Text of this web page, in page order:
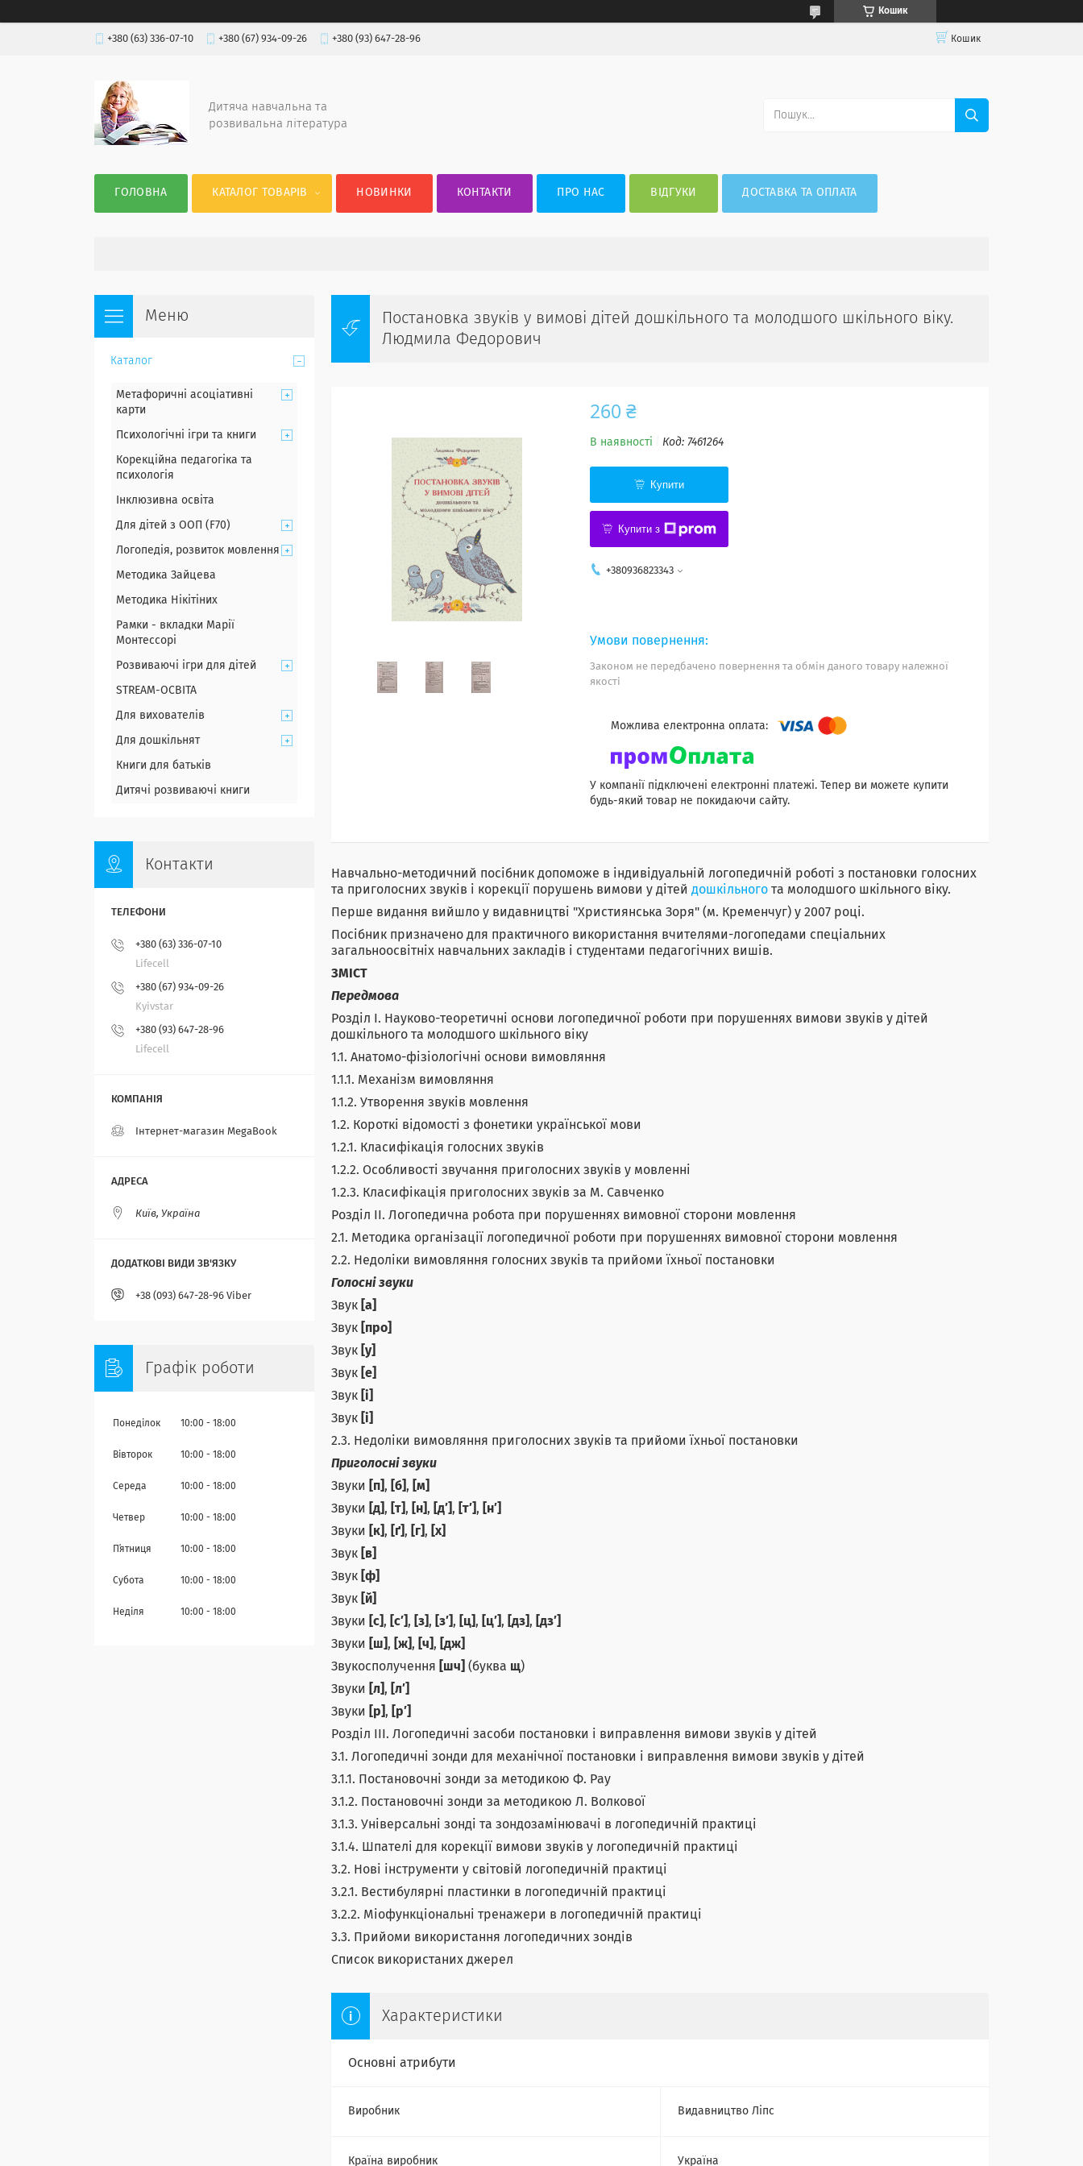
Кошик
+380 (63) 336-07-10 +380 (67) 934-09-26 +380 (93) 647-28-96 Кошик
Дитяча навчальна та
розвивальна література
ГОЛОВНА КАТАЛОГ ТОВАРІВ НОВИНКИ КОНТАКТИ ПРО НАС ВІДГУКИ ДОСТАВКА ТА ОПЛАТА
Постановка звуків у вимові дітей дошкільного та молодшого шкільного віку.
Людмила Федорович
260 ₴
В наявності Код: 7461264
Купити
Купити з
+380936823343
Законом не передбачено повернення та обмін даного товару належної
якості
У компанії підключені електронні платежі. Тепер ви можете купити
будь-який товар не покидаючи сайту.
Навчально-методичний посібник допоможе в індивідуальній логопедичній роботі з постановки голосних
та приголосних звуків і корекції порушень вимови у дітей дошкільного та молодшого шкільного віку.
Перше видання вийшло у видавництві "Християнська Зоря" (м. Кременчуг) у 2007 році.
Посібник призначено для практичного використання вчителями-логопедами спеціальних
загальноосвітніх навчальних закладів і студентами педагогічних вишів.
ЗМІСТ
Передмова
Розділ І. Науково-теоретичні основи логопедичної роботи при порушеннях вимови звуків у дітей
дошкільного та молодшого шкільного віку
1.1. Анатомо-фізіологічні основи вимовляння
1.1.1. Механізм вимовляння
1.1.2. Утворення звуків мовлення
1.2. Короткі відомості з фонетики української мови
1.2.1. Класифікація голосних звуків
1.2.2. Особливості звучання приголосних звуків у мовленні
1.2.3. Класифікація приголосних звуків за М. Савченко
Розділ ІІ. Логопедична робота при порушеннях вимовної сторони мовлення
2.1. Методика організації логопедичної роботи при порушеннях вимовної сторони мовлення
2.2. Недоліки вимовляння голосних звуків та прийоми їхньої постановки
Голосні звуки
Звук [а]
Звук
[про]
Звук [у]
Звук [е]
Звук
[і]
Звук
[і]
2.3. Недоліки вимовляння приголосних звуків та прийоми їхньої постановки
Приголосні звуки
Звуки
[п] , [б] ,
[м]
Звуки
[д] , [т] , [н] , [д′] , [т′] ,
[н′]
Звуки
[к] , [ґ] , [г] ,
[х]
Звук
[в]
Звук [ф]
Звук
[й]
Звуки
[с] , [с′] , [з] , [з′] , [ц] , [ц′] , [дз] ,
[дз′]
Звуки
[ш] , [ж] , [ч] ,
[дж]
Звукосполучення
[шч] (буква щ)
Звуки
[л] ,
[л′]
Звуки
[р] ,
[р′]
Розділ ІІІ. Логопедичні засоби постановки і виправлення вимови звуків у дітей
3.1. Логопедичні зонди для механічної постановки і виправлення вимови звуків у дітей
3.1.1. Постановочні зонди за методикою Ф. Рау
3.1.2. Постановочні зонди за методикою Л. Волкової
3.1.3. Універсальні зонді та зондозамінювачі в логопедичній практиці
3.1.4. Шпателі для корекції вимови звуків у логопедичній практиці
3.2. Нові інструменти у світовій логопедичній практиці
3.2.1. Вестибулярні пластинки в логопедичній практиці
3.2.2. Міофункціональні тренажери в логопедичній практиці
3.3. Прийоми використання логопедичних зондів
Список використаних джерел
Характеристики
Основні атрибути
Виробник Видавництво Ліпс
Країна виробник Україна
Каталог
Метафоричні асоціативні
карти
Психологічні ігри та книги
Корекційна педагогіка та
психологія
Інклюзивна освіта
Для дітей з ООП (F70)
Логопедія, розвиток мовлення
Методика Зайцева
Методика Нікітіних
Рамки - вкладки Марії
Монтессорі
Розвиваючі ігри для дітей
STREAM-ОСВІТА
Для вихователів
Для дошкільнят
Книги для батьків
Дитячі розвиваючі книги
Контакти
+380 (63) 336-07-10
Lifecell
+380 (67) 934-09-26
Kyivstar
+380 (93) 647-28-96
Lifecell
Інтернет-магазин MegaBook
Київ, Україна
+38 (093) 647-28-96 Viber
Графік роботи
Понеділок 10:00 18:00
Вівторок 10:00 18:00
Середа 10:00 18:00
Четвер 10:00 18:00
Пʼятниця 10:00 18:00
Субота 10:00 18:00
Неділя 10:00 18:00